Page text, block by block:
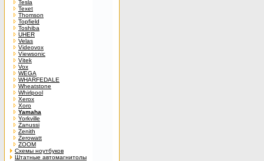
Tesla
Texet
Thomson
Topfield
Toshiba
UHER
Velas
Videovox
Viewsonic
Vitek
Vox
WEGA
WHARFEDALE
Wheatstone
Whirlpool
Xerox
Xoro
Yamaha
Yorkville
Zanussi
Zenith
Zerowatt
ZOOM
Схемы ноутбуков
Штатные автомагнитолы